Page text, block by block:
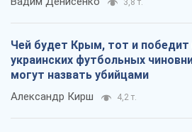
3,8 т.
Чей будет Крым, тот и победит
украинских футбольных
могут назвать убийцами
Александр Кирш 4,2 т.